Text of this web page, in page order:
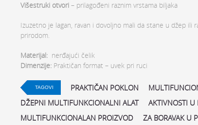
Višestruki otvori – prilagođeni raznim vrstama biljaka
Izuzetno je lagan, ravan i dovoljno mali da stane u džep
prirodom.
Materijal: nerđajući čelik
Dimenzije: Praktičan format – uvek pri ruci
TAGOVI PRAKTIČAN POKLON
DŽEPNI MULTIFUNKCIONALNI ALAT
AKTIVNOSTI U
MULTIFUNKCIONALAN PROIZVOD
ZA BORAVAK U